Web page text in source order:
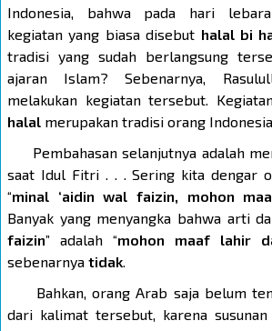
Indonesia, bahwa pada hari
kegiatan yang biasa disebut halal bi
tradisi yang sudah berlangsung
ajaran Islam? Sebenarnya,
melakukan kegiatan tersebut.
halal merupakan tradisi orang Indonesia.
Pembahasan selanjutnya adalah
saat Idul Fitri . . . Sering kita dengar
“minal ‘aidin wal faizin, mohon
Banyak yang menyangka bahwa arti
faizin” adalah “mohon maaf lahir
sebenarnya tidak
Bahkan, orang Arab saja belum
dari kalimat tersebut, karena